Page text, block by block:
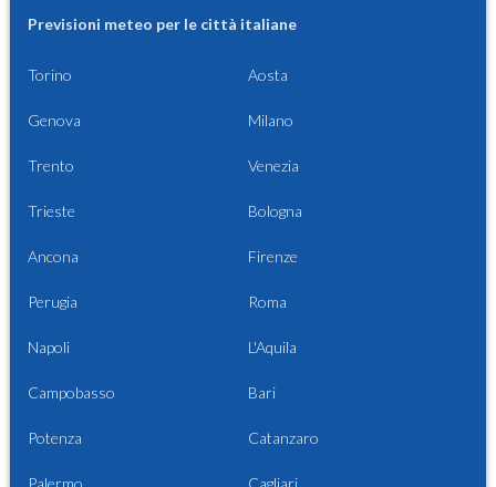
Previsioni meteo per le città italiane
Torino Aosta
Genova Milano
Trento Venezia
Trieste Bologna
Ancona Firenze
Perugia Roma
Napoli L'Aquila
Campobasso Bari
Potenza Catanzaro